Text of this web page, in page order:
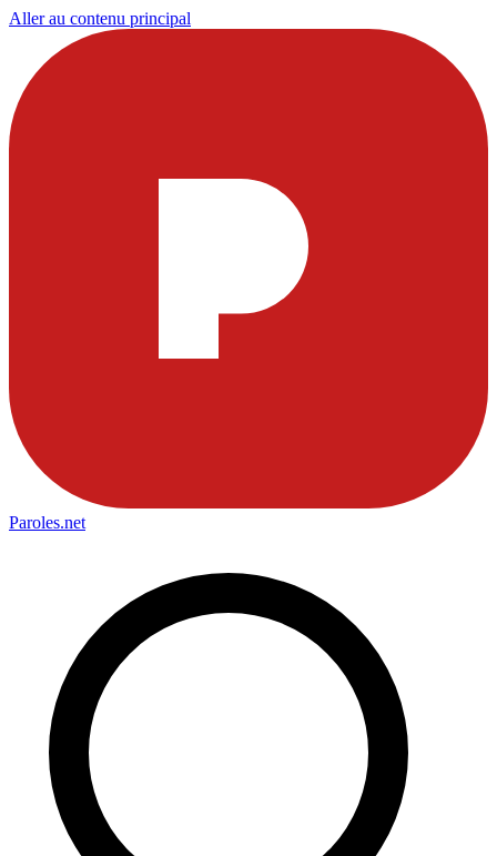
Aller au contenu principal
Paroles.net